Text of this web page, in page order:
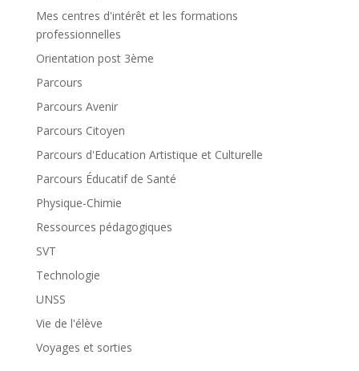
Mes centres d'intérêt et les formations
professionnelles
Orientation post 3ème
Parcours
Parcours Avenir
Parcours Citoyen
Parcours d'Education Artistique et Culturelle
Parcours Éducatif de Santé
Physique-Chimie
Ressources pédagogiques
SVT
Technologie
UNSS
Vie de l'élève
Voyages et sorties